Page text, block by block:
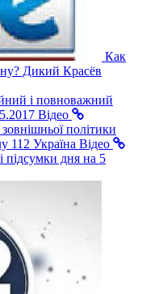
Как
Дикий Красёв
і повноважний
Відео
зовнішньої політики
112 Україна Відео
підсумки дня на 5